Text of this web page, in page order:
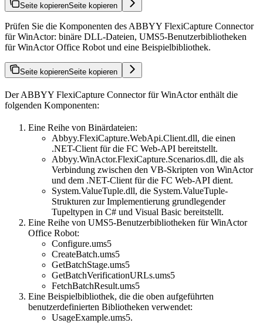
Seite kopierenSeite kopieren
Prüfen Sie die Komponenten des ABBYY FlexiCapture Connector
für WinActor: binäre DLL-Dateien, UMS5-Benutzerbibliotheken
für WinActor Office Robot und eine Beispielbibliothek.
Seite kopierenSeite kopieren
Der ABBYY FlexiCapture Connector für WinActor enthält die
folgenden Komponenten:
Eine Reihe von Binärdateien:
Abbyy.FlexiCapture.WebApi.Client.dll, die einen
.NET-Client für die FC Web-API bereitstellt.
Abbyy.WinActor.FlexiCapture.Scenarios.dll, die als
Verbindung zwischen den VB-Skripten von WinActor
und dem .NET-Client für die FC Web-API dient.
System.ValueTuple.dll, die System.ValueTuple-
Strukturen zur Implementierung grundlegender
Tupeltypen in C# und Visual Basic bereitstellt.
Eine Reihe von UMS5-Benutzerbibliotheken für WinActor
Office Robot:
Configure.ums5
CreateBatch.ums5
GetBatchStage.ums5
GetBatchVerificationURLs.ums5
FetchBatchResult.ums5
Eine Beispielbibliothek, die die oben aufgeführten
benutzerdefinierten Bibliotheken verwendet:
UsageExample.ums5.